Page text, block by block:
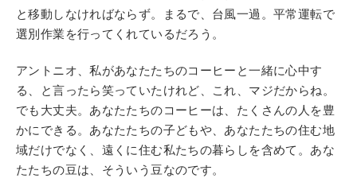
と移動しなければならず。まるで、台風一過。平常運転で
選別作業を行ってくれているだろう。
アントニオ、私があなたたちのコーヒーと一緒に心中す
る、と言ったら笑っていたけれど、これ、マジだからね。
でも大丈夫。あなたたちのコーヒーは、たくさんの人を豊
かにできる。あなたたちの子どもや、あなたたちの住む地
域だけでなく、遠くに住む私たちの暮らしを含めて。あな
たたちの豆は、そういう豆なのです。